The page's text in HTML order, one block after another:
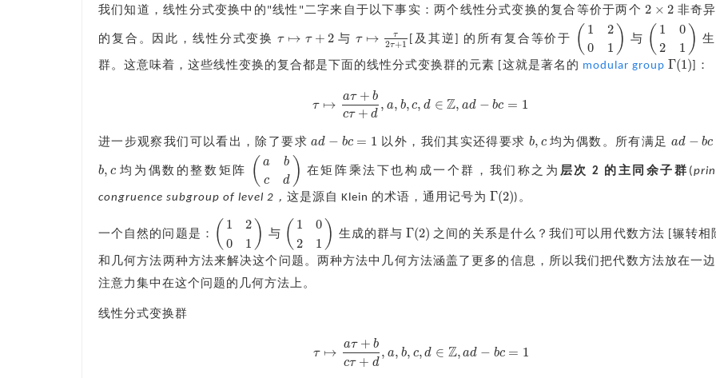
我们知道，线性分式变换中的"线性"二字来自于以下事实：两个线性分式变换的复合等价于两个 2 × 2
2×2 非奇
的复合。因此，线性分式变换τ ↦ τ + 2
τ ↦τ+ 2 与 τ ↦ τ
2τ+1
τ ↦τ2 τ+1 [及其逆] 的所有复合等价于 ( 1
0
2
1 )
(1 2 与 ( 1
2
0
1 )
(1 0 )
群。这意味着，这些线性变换的复合都是下面的线性分式变换群的元素 [这就是著名的 modular group Γ(1)
Γ 1) ]：
τ ↦
aτ + b
cτ + d
, a, b, c, d ∈ Z, ad − bc = 1
τ↦aτ+b c τ+d,a ,b, c, d∈Z,ad−bc= 1
进一步观察我们可以看出，除了要求ad − bc = 1
ad− bc =1 以外，我们其实还得要求 b, c
b, c 均为偶数。所有满足 ad − bc
ad− bc =1
b, c
b, c 均为偶数的整数矩阵 ( a
c
b
d )
(a 在矩阵乘法下也构成一个群，我们称之为 层次 2 的主同余子群 (
congruence subgroup of level 2， 这是源自 Klein 的术语，通用记号为 Γ(2)
Γ 2) )。
一个自然的问题是： ( 1
0
2
1 )
(1 20 ) 与 ( 1
2
0
1 )
(1 02 ) 生成的群与Γ(2)
Γ (2) 之间的关系是什么？我们可以用代数方法 [辗转相
和几何方法两种方法来解决这个问题。两种方法中几何方法涵盖了更多的信息，所以我们把代数方法放在一
注意力集中在这个问题的几何方法上。
线性分式变换群
τ ↦
aτ + b
cτ + d
, a, b, c, d ∈ Z, ad − bc = 1
τ↦ aτ+b , ,d ∈ Z, b 1